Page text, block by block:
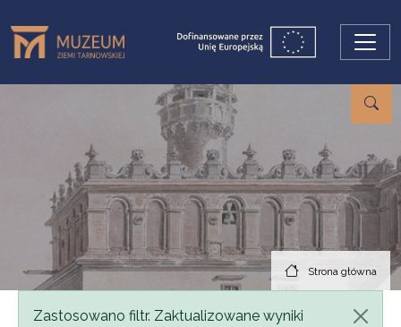
Strona główna
Komunikat
Zastosowano filtr. Zaktualizowane wyniki